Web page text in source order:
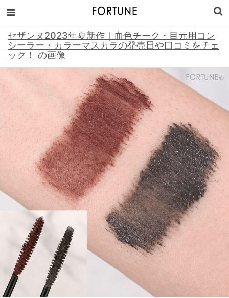
セザンヌ2023年夏新作｜血色チーク・目元用コン
シーラー・カラーマスカラの発売日や口コミをチェ
ック！
の画像